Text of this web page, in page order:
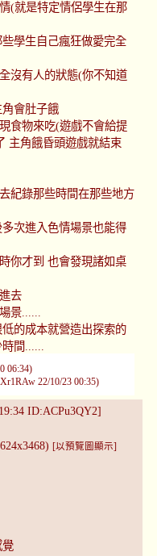
(就是特定情侶學生在那
學生自己瘋狂做愛完全
沒有人的狀態(你不知道
會肚子餓
食物來吃(遊戲不會給提
主角餓昏頭遊戲就結束
紀錄那些時間在那些地方
次進入色情場景也能得
你才到 也會發現諸如桌
去
景......
的成本就營造出探索的
間......
06:34)
22/10/23 00:35)
ID:ACPu3QY2]
[以預覽圖顯示]
覺